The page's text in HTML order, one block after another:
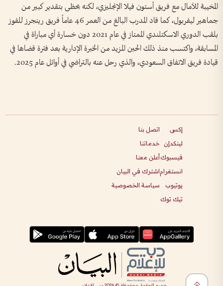
المخيبة للآمال مع فريق أستون فيلا الإنجليزي، لكنه يحظى بتقدير كبير من
جماهير ليفربول، كما قاد المدرب البالغ من العمر 46 عاماً فريق رينجرز للفوز
بلقب الدوري الاسكتلندي الممتاز في عام 2021 دون خسارة أي مباراة في
المسابقة، واكتسب منذ ذلك الحين المزيد من الخبرة الإدارية بعد فترة قضاها في
قيادة فريق الاتفاق السعودي، والذي رحل عنه بالتراضي في أوائل عام 2025.
إكس
لينكدإن
فيسبوك
انستغرام
يوتيوب
تيك توك
اتصل بنا
خدماتنا
أعلن معنا
اشترك في البيان
سياسة الخصوصية